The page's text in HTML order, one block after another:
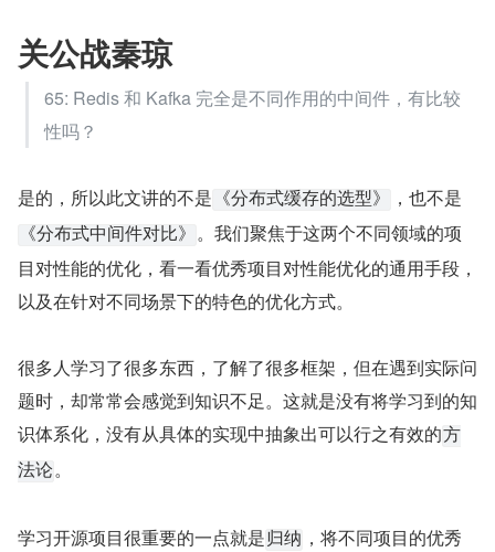
关公战秦琼
65: Redis 和 Kafka 完全是不同作用的中间件，有比较
性吗？
是的，所以此文讲的不是 《分布式缓存的选型》 ，也不是
《分布式中间件对比》
。我们聚焦于这两个不同领域的项
目对性能的优化，看一看优秀项目对性能优化的通用手段，
以及在针对不同场景下的特色的优化方式。
很多人学习了很多东西，了解了很多框架，但在遇到实际问
题时，却常常会感觉到知识不足。这就是没有将学习到的知
识体系化，没有从具体的实现中抽象出可以行之有效的方
法论。
学习开源项目很重要的一点就是归纳 ，将不同项目的优秀